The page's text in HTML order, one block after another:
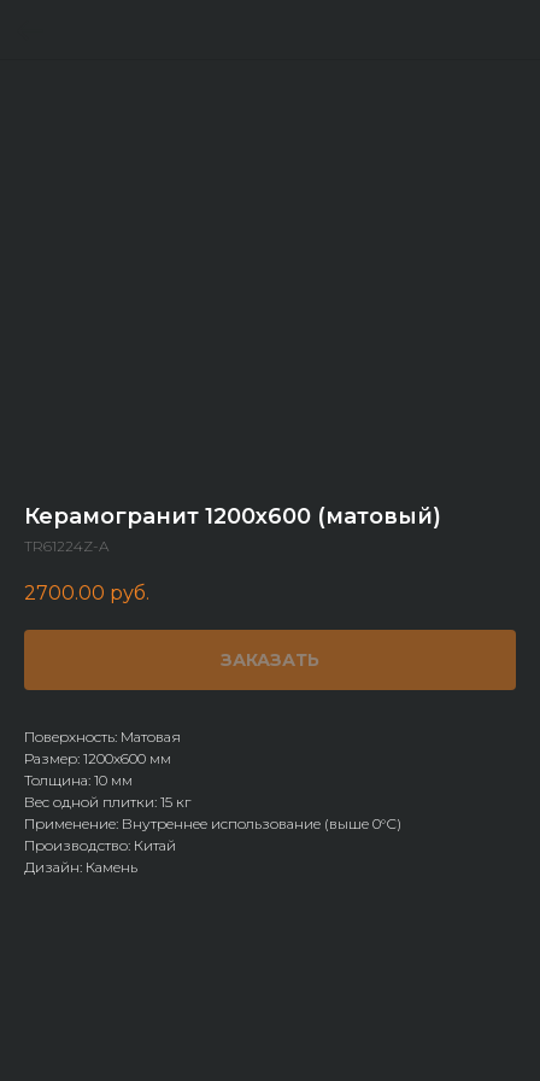
Керамогранит 1200x600 (матовый)
TR61224Z-A
2700.00 руб.
ЗАКАЗАТЬ
Поверхность: Матовая
Размер: 1200х600 мм
Толщина: 10 мм
Вес одной плитки: 15 кг
Применение: Внутреннее использование (выше 0°С)
Производство: Китай
Дизайн: Камень